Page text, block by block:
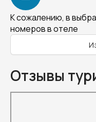
К сожалению, в
номеров в отеле
Отзывы